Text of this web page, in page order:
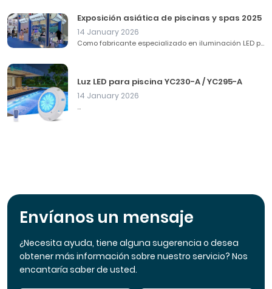
Exposición asiática de piscinas y spas 2025
14 January 2026
Como fabricante especializado en iluminación LED p...
Luz LED para piscina YC230-A / YC295-A
14 January 2026
...
Envíanos un mensaje
¿Necesita ayuda, tiene alguna sugerencia o desea
obtener más información sobre nuestro servicio? Nos
encantaría saber de usted.